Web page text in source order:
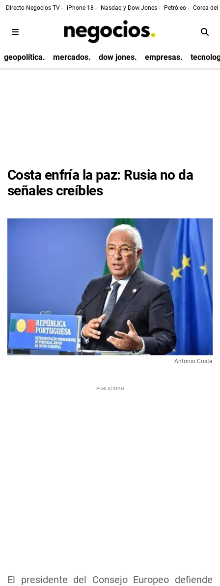
Directo Negocios TV - iPhone 18 - Nasdaq y Dow Jones - Petróleo - Corea
geopolítica. mercados. dow jones. empresas.
Costa enfría la paz: Rusia no da
señales creíbles
El presidente del Consejo Europeo defiende
Antonio Costa